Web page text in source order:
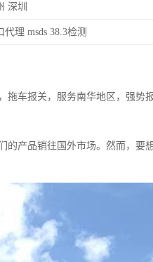
深圳
代理 msds 38.3检测
拖车报关，服务南华地区，强势
的产品销往国外市场。然而，要